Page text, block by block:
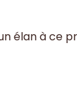
élan à ce